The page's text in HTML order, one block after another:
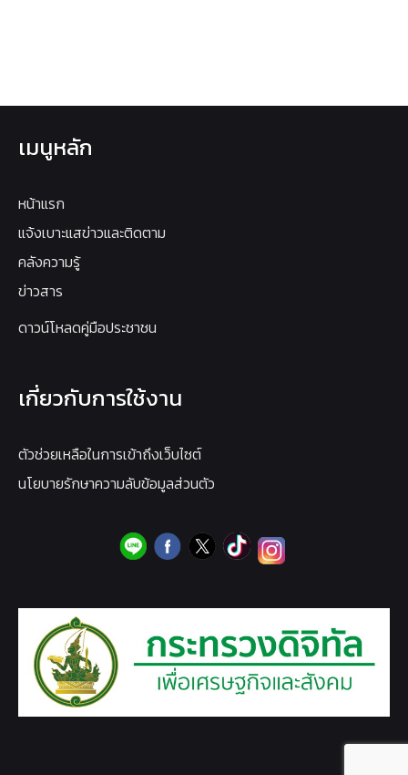
เมนูหลัก
หน้าแรก
แจ้งเบาะแสข่าวและติดตาม
คลังความรู้
ข่าวสาร
ดาวน์โหลดคู่มือประชาชน
เกี่ยวกับการใช้งาน
ตัวช่วยเหลือในการเข้าถึงเว็บไซต์
นโยบายรักษาความลับข้อมูลส่วนตัว